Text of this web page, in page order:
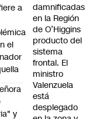
damnificadas
en la Región
de O’Higgins
producto del
sistema
frontal. El
ministro
Valenzuela
está
desplegado
a
el
y